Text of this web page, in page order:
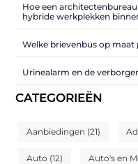
Hoe een
hybride werkplekken
Welke brievenbus op
Urinealarm en de
CATEGORIEËN
Aanbiedingen (21)
Auto (12) Auto's en